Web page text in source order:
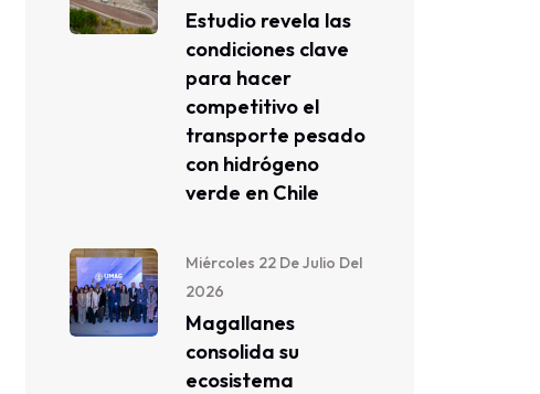
Estudio revela las
condiciones clave
para hacer
competitivo el
transporte pesado
con hidrógeno
verde en Chile
Miércoles 22 De Julio Del
2026
Magallanes
consolida su
ecosistema